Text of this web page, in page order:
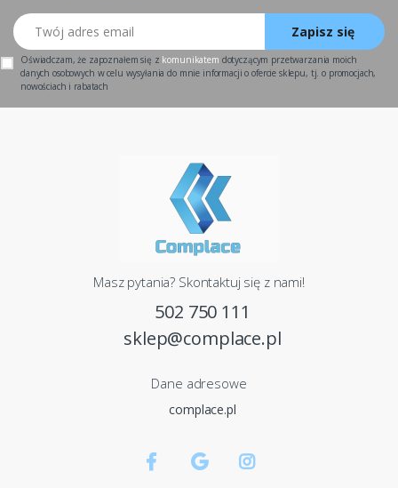
Twój adres email
Zapisz się
Oświadczam, że zapoznałem się z komunikatem dotyczącym przetwarzania moich
danych osobowych w celu wysyłania do mnie informacji o ofercie sklepu, tj. o promocjach,
nowościach i rabatach
Masz pytania? Skontaktuj się z nami!
502 750 111
sklep@complace.pl
Dane adresowe
complace.pl